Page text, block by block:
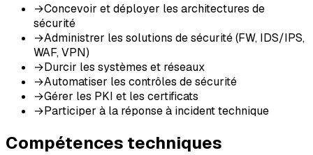
→Concevoir et déployer les architectures de
sécurité
→Administrer les solutions de sécurité (FW, IDS/IPS,
WAF, VPN)
→Durcir les systèmes et réseaux
→Automatiser les contrôles de sécurité
→Gérer les PKI et les certificats
→Participer à la réponse à incident technique
Compétences techniques